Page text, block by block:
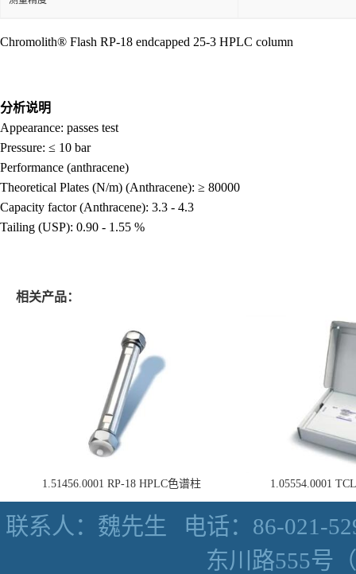
Chromolith® Flash RP-18 endcapped 25-3 HPLC column
分析说明
Appearance: passes test
Pressure: ≤ 10 bar
Performance (anthracene)
Theoretical Plates (N/m) (Anthracene): ≥ 80000
Capacity factor (Anthracene): 3.3 - 4.3
Tailing (USP): 0.90 - 1.55 %
相关产品：
1.51456.0001 RP-18 HPLC色谱柱 1.05554.0001
联系人：魏先生
电话：86-021-
东川路555号